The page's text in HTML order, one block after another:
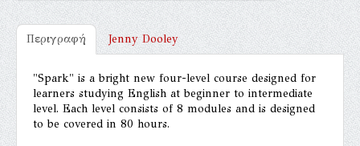
Περιγραφή Jenny Dooley
"Spark" is a bright new four-level course designed for
learners studying English at beginner to intermediate
level. Each level consists of 8 modules and is designed
to be covered in 80 hours.